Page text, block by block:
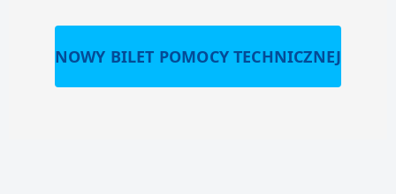
NOWY BILET POMOCY TECHNICZNEJ